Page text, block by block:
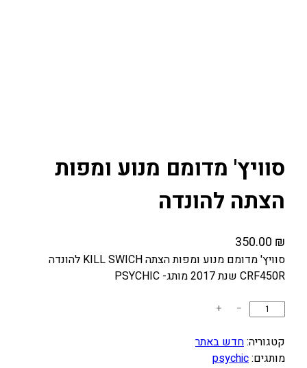
סוויץ' מדומם מנוע ומפות
הצתה להונדה
350.00 ₪
סוויץ' מדומם מנוע ומפות הצתה KILL SWICH להונדה
CRF450R שנת 2017 מותג- PSYCHIC
ו
ת
−
+
קטגוריה:חדש באתר
מותגים:psychic